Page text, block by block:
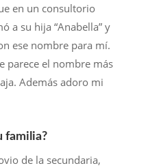
en un consultorio
a su hija “Anabella” y
ese nombre para mí.
parece el nombre más
Además adoro mi
familia?
de la secundaria,